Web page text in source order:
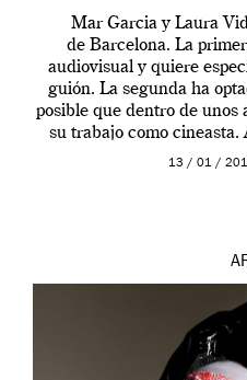
Mar Garcia y Laura
de Barcelona. La
audiovisual y quiere
guión. La segunda ha
posible que dentro de unos
su trabajo como cineasta.
13 / 01 /